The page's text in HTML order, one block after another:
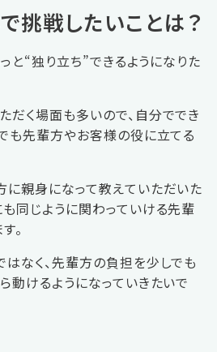
戦したいことは？
と“独り立ち”できるようになりた
だく場面も多いので、自分ででき
も先輩方やお客様の役に立てる
に親身になって教えていただいた
同じように関わっていける先輩
。
なく、先輩方の負担を少しでも
動けるようになっていきたいで